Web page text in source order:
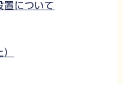
置について